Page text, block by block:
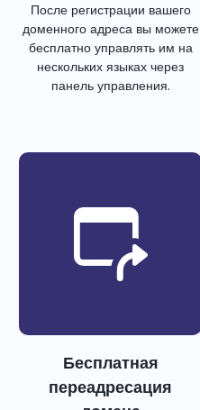
После регистрации вашего
доменного адреса вы можете
бесплатно управлять им на
нескольких языках через
панель управления.
Бесплатная
переадресация